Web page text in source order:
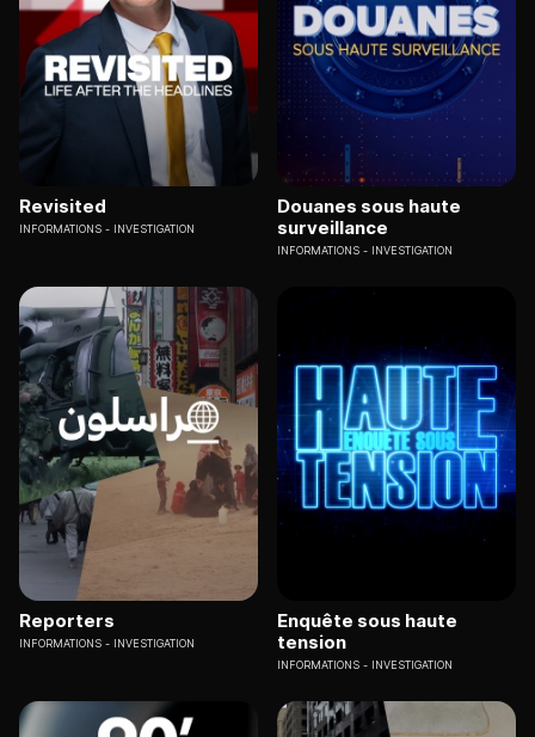
Revisited
INFORMATIONS INVESTIGATION
Douanes sous haute
surveillance
INFORMATIONS INVESTIGATION
Reporters
INFORMATIONS INVESTIGATION
Enquête sous haute
tension
INFORMATIONS INVESTIGATION